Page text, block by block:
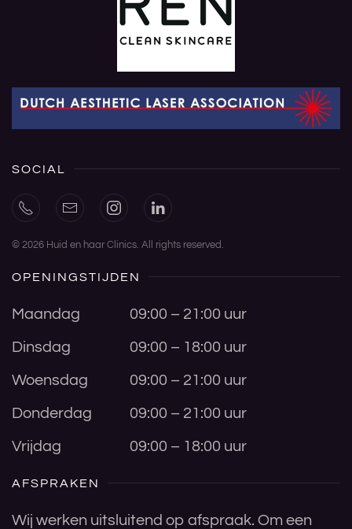
SOCIAL
© 2026 Huid en haar Clinics. All rights reserved.
OPENINGSTIJDEN
Maandag 09:00 – 21:00 uur
Dinsdag 09:00 – 18:00 uur
Woensdag 09:00 – 21:00 uur
Donderdag 09:00 – 21:00 uur
Vrijdag 09:00 – 18:00 uur
AFSPRAKEN
Wij werken uitsluitend op afspraak. Om een